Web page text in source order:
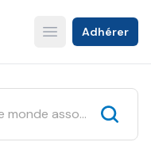
Open main menu
Adhérer